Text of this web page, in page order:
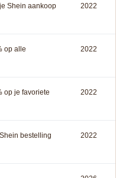
Shein aankoop
2022
op alle
2022
op je favoriete
2022
bestelling
2022